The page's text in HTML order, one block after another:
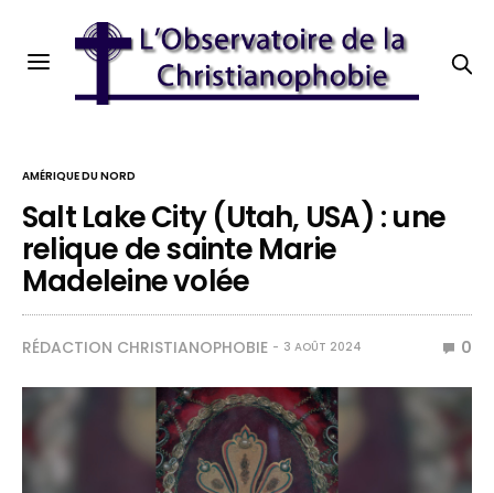
AMÉRIQUE DU NORD
Salt Lake City (Utah, USA) : une
relique de sainte Marie
Madeleine volée
RÉDACTION CHRISTIANOPHOBIE 3 AOÛT 2024 0